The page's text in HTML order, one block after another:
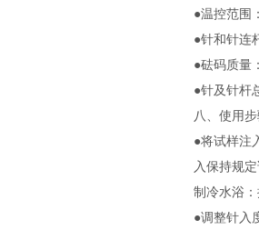
●温控范
●针和针连
●砝码质量
●针及针杆
八、使用
●将试样注
入保持规
制冷水浴
●调整针入